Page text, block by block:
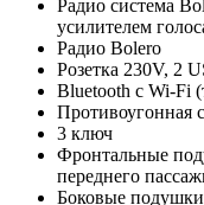
Радио система
усилителем
Радио Bolero
Розетка 230V, 2
Bluetooth с Wi-Fi
Противоугонная
3 ключ
Фронтальные
переднего
Боковые подушки